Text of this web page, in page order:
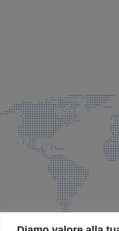
info@faeg.it
Via Padre Elzi, 32
035 525015
035 335037
info@faeg.it